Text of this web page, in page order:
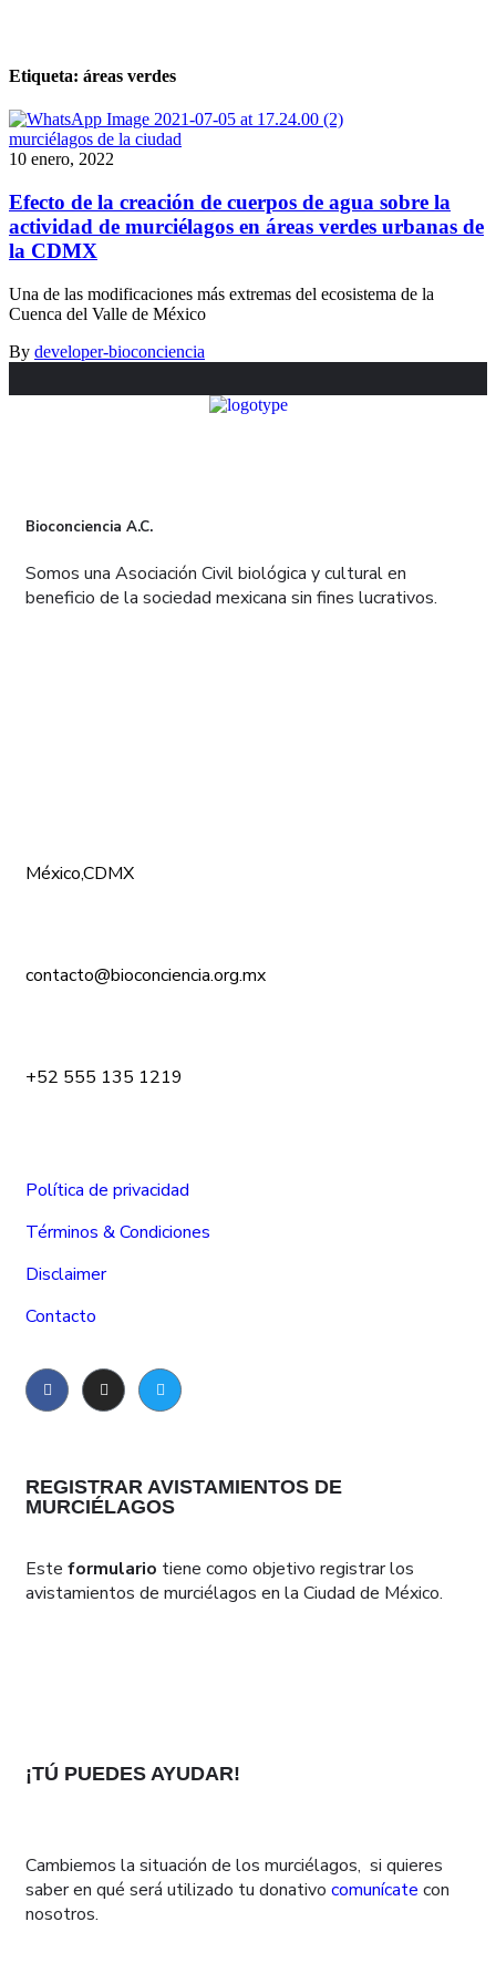
Etiqueta: áreas verdes
murciélagos de la ciudad
10 enero, 2022
Efecto de la creación de cuerpos de agua sobre la
actividad de murciélagos en áreas verdes urbanas de
la CDMX
Una de las modificaciones más extremas del ecosistema de la
Cuenca del Valle de México
By developer-bioconciencia
Bioconciencia A.C.
Somos una Asociación Civil biológica y cultural en
beneficio de la sociedad mexicana sin fines lucrativos.
México,CDMX
contacto@bioconciencia.org.mx
+52 555 135 1219
Política de privacidad
Términos & Condiciones
Disclaimer
Contacto
REGISTRAR AVISTAMIENTOS DE
MURCIÉLAGOS
Este formulario tiene como objetivo registrar los
avistamientos de murciélagos en la Ciudad de México.
¡TÚ PUEDES AYUDAR!
Cambiemos la situación de los murciélagos, si quieres
saber en qué será utilizado tu donativo comunícate con
nosotros.